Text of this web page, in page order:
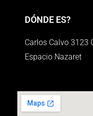
DÓNDE ES?
Carlos Calvo 3123
Espacio Nazaret